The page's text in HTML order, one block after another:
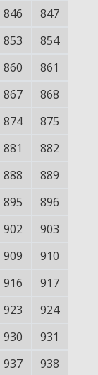
846
847
853
854
860
861
867
868
874
875
881
882
888
889
895
896
902
903
909
910
916
917
923
924
930
931
937
938